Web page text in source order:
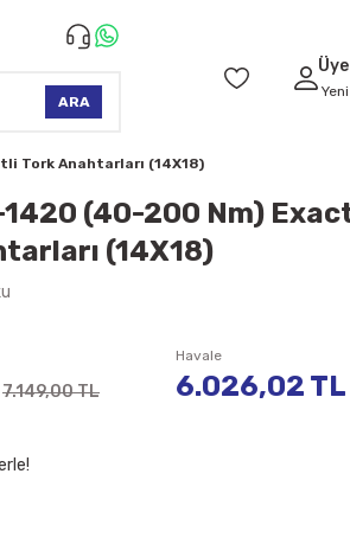
ARA
Tork Anahtarları (14X18)
(40-200 Nm)
(14X18)
7.149,00 TL
Havale
6.026,02 TL